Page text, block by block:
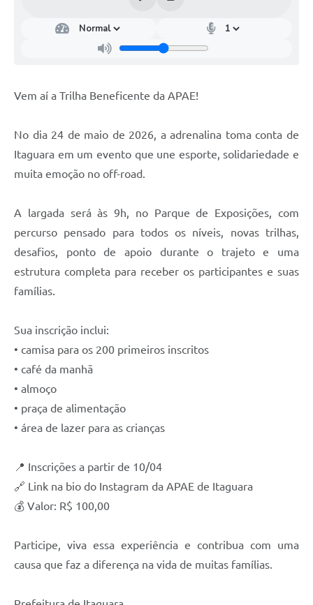
Vem aí a Trilha Beneficente da APAE!
No dia 24 de maio de 2026, a adrenalina toma conta de
Itaguara em um evento que une esporte, solidariedade e
muita emoção no off-road.
A largada será às 9h, no Parque de Exposições, com
percurso pensado para todos os níveis, novas trilhas,
desafios, ponto de apoio durante o trajeto e uma
estrutura completa para receber os participantes e suas
famílias.
Sua inscrição inclui:
• camisa para os 200 primeiros inscritos
• café da manhã
• almoço
• praça de alimentação
• área de lazer para as crianças
📍 Inscrições a partir de 10/04
🔗 Link na bio do Instagram da APAE de Itaguara
💰 Valor: R$ 100,00
Participe, viva essa experiência e contribua com uma
causa que faz a diferença na vida de muitas famílias.